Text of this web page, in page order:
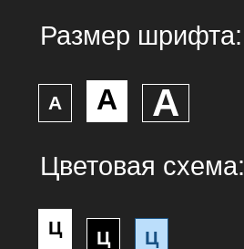
Размер шрифта:
А А А
Цветовая схема:
Ц Ц Ц